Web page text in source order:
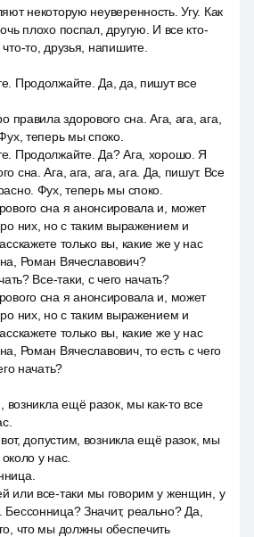
некоторую неуверенность. Угу. Как
плохо поспал, другую. И все кто-
то, друзья, напишите.
Продолжайте. Да, да, пишут все
правила здорового сна. Ага, ага, ага,
теперь мы споко.
Продолжайте. Да? Ага, хорошо. Я
сна. Ага, ага, ага, ага. Да, пишут. Все
Фух, теперь мы споко.
сна я анонсировала и, может
них, но с таким выражением и
только вы, какие же у нас
Роман Вячеславович?
Все-таки, с чего начать?
сна я анонсировала и, может
них, но с таким выражением и
только вы, какие же у нас
Роман Вячеславович, то есть с чего
начать?
возникла ещё разок, мы как-то все
допустим, возникла ещё разок, мы
около у нас.
или все-таки мы говорим у женщин, у
Бессонница? Значит, реально? Да,
что мы должны обеспечить